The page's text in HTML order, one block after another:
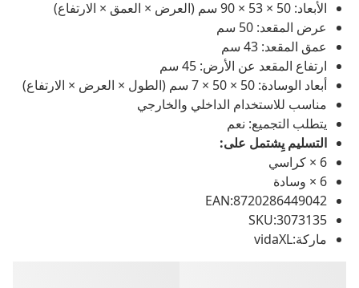
الأبعاد: 50 × 53 × 90 سم (العرض × العمق × الارتفاع)
عرض المقعد: 50 سم
عمق المقعد: 43 سم
ارتفاع المقعد عن الأرض: 45 سم
أبعاد الوسادة: 50 × 50 × 7 سم (الطول × العرض × الارتفاع)
مناسب للاستخدام الداخلي والخارجي
يتطلب التجميع: نعم
التسليم يِشتمل على:
6 × كراسي
6 × وسادة
EAN:8720286449042
SKU:3073135
ماركة:vidaXL